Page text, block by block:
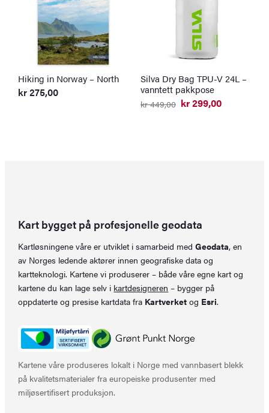
Hiking in Norway – North
kr275,00
Silva Dry Bag TPU-V 24L –
vanntett pakkpose
kr449,00
Opprinnelig
kr299,00
Nåværende
Kart bygget på profesjonelle geodata
Kartløsningene våre er utviklet i samarbeid medGeodata, en
av Norges ledende aktører innen geografiske data og
kartteknologi. Kartene vi produserer – både våre egne kart og
kartene du kan lage selv i kartdesigneren – bygger på
oppdaterte og presise kartdata fra Kartverket og Esri.
Kartene våre produseres lokalt i Norge med vannbasert blekk
på kvalitetsmaterialer fra europeiske produsenter med
miljøsertifisert produksjon.